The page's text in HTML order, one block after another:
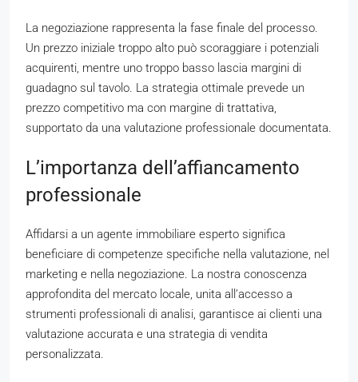
La negoziazione rappresenta la fase finale del processo.
Un prezzo iniziale troppo alto può scoraggiare i potenziali
acquirenti, mentre uno troppo basso lascia margini di
guadagno sul tavolo. La strategia ottimale prevede un
prezzo competitivo ma con margine di trattativa,
supportato da una valutazione professionale documentata.
L’importanza dell’affiancamento
professionale
Affidarsi a un agente immobiliare esperto significa
beneficiare di competenze specifiche nella valutazione, nel
marketing e nella negoziazione. La nostra conoscenza
approfondita del mercato locale, unita all’accesso a
strumenti professionali di analisi, garantisce ai clienti una
valutazione accurata e una strategia di vendita
personalizzata.